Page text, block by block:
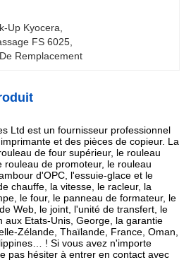
Up Kyocera
FS 6025
Remplacement
Ltd est un fournisseur professionnel
et des pièces de copieur. La
de four supérieur, le rouleau
rouleau de promoteur, le rouleau
d'OPC, l'essuie-glace et le
chauffe, la vitesse, le racleur, la
le four, le panneau de formateur, le
Web, le joint, l'unité de transfert, le
aux Etats-Unis, George, la garantie
Zélande, Thaïlande, France, Oman,
! Si vous avez n'importe
pas hésiter à entrer en contact avec